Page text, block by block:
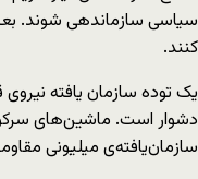
سیاسی سازماندهی شوند. بعد
کنند.
یک توده سازمان یافته
دشوار است. ماشین‌های
سازمان‌یافته‌ی میلیونی